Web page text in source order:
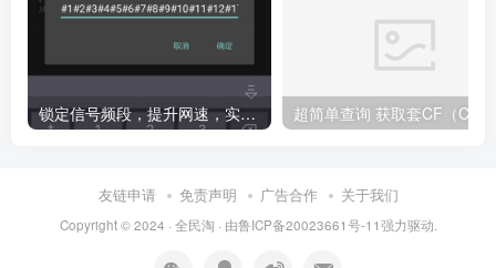
锁定信号频段，提升网速，实测有效（必须root）
友链申请 免责声明 广告合作 关于我们
Copyright © 2024 · 全民淘 · 由鲁ICP备20023661号-11强力驱动.